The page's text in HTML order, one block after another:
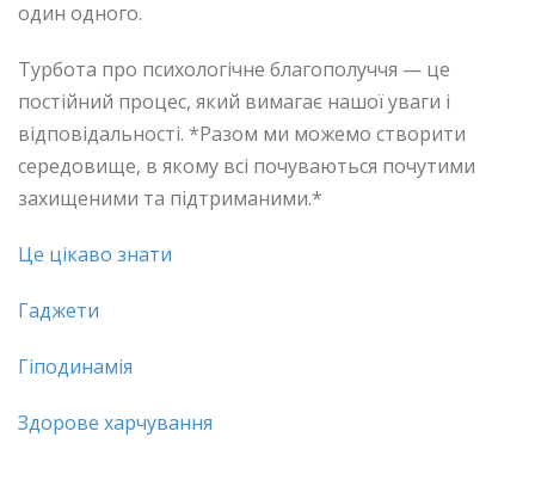
один одного.
Турбота про психологічне благополуччя — це
постійний процес, який вимагає нашої уваги і
відповідальності. *Разом ми можемо створити
середовище, в якому всі почуваються почутими
захищеними та підтриманими.*
Це цікаво знати
Гаджети
Гіподинамія
Здорове харчування